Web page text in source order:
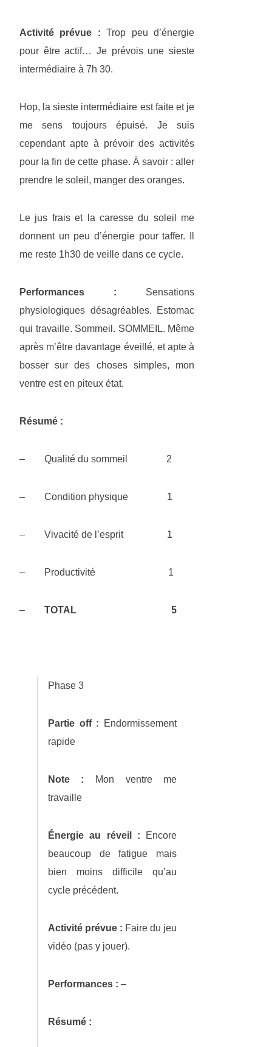
Activité prévue : Trop peu d’énergie
pour être actif… Je prévois une sieste
intermédiaire à 7h 30.
Hop, la sieste intermédiaire est faite et je
me sens toujours épuisé. Je suis
cependant apte à prévoir des activités
pour la fin de cette phase. À savoir : aller
prendre le soleil, manger des oranges.
Le jus frais et la caresse du soleil me
donnent un peu d’énergie pour taffer. Il
me reste 1h30 de veille dans ce cycle.
Performances : Sensations
physiologiques désagréables. Estomac
qui travaille. Sommeil. SOMMEIL. Même
après m’être davantage éveillé, et apte à
bosser sur des choses simples, mon
ventre est en piteux état.
Résumé :
– Qualité du sommeil 2
– Condition physique 1
– Vivacité de l’esprit 1
– Productivité 1
– TOTAL 5
Phase 3
Partie off : Endormissement
rapide
Note :
Mon ventre me
travaille
Énergie au réveil : Encore
beaucoup de fatigue mais
bien moins difficile qu’au
cycle précédent.
Activité prévue : Faire du jeu
vidéo (pas y jouer).
Performances : –
Résumé :